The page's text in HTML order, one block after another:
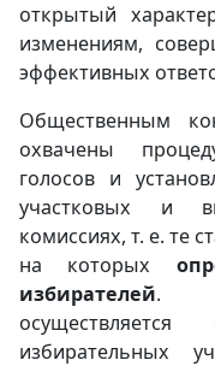
открытый
изменениям,
эффективных
Общественным
охвачены
голосов и
участковых и
комиссиях, т. е. те
на которых
избирателей.
избирательных